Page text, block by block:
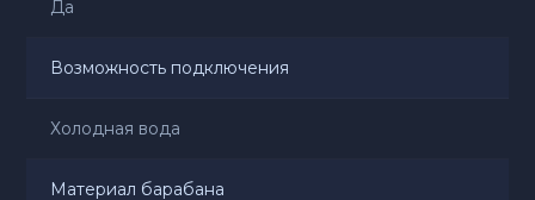
Да
Возможность подключения
Холодная вода
Материал барабана